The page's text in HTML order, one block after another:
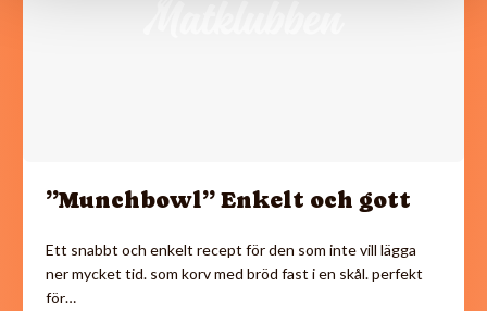
”Munchbowl” Enkelt och gott
Ett snabbt och enkelt recept för den som inte vill lägga
ner mycket tid. som korv med bröd fast i en skål. perfekt
för…